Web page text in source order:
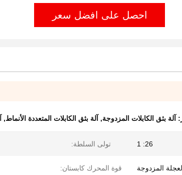
احصل على افضل سعر
آلة بثق الكابلات المزدوجة, آلة بثق الكابلات المتعددة الأنماط,
26: 1 تولى السلطة:
المزدوجة قوة المحرك كابستان: